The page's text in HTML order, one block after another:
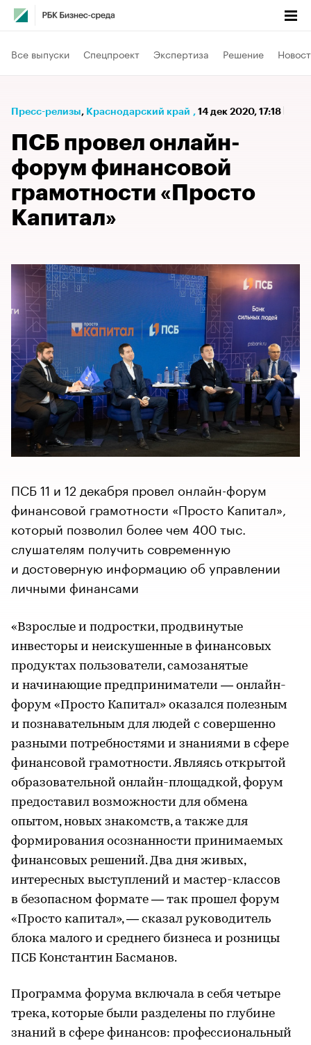
Все выпуски Спецпроект Экспертиза Решение
Пресс-релизы⁠, Краснодарский край , 14 дек 2020, 17:18
ПСБ провел онлайн-
форум финансовой
грамотности «Просто
Капитал»
ПСБ 11 и 12 декабря провел онлайн-форум
финансовой грамотности «Просто Капитал»,
который позволил более чем 400 тыс.
слушателям получить современную
и достоверную информацию об управлении
личными финансами
«Взрослые и подростки, продвинутые
инвесторы и неискушенные в финансовых
продуктах пользователи, самозанятые
и начинающие предприниматели — онлайн-
форум «Просто Капитал» оказался полезным
и познавательным для людей с совершенно
разными потребностями и знаниями в сфере
финансовой грамотности. Являясь открытой
образовательной онлайн-площадкой, форум
предоставил возможности для обмена
опытом, новых знакомств, а также для
формирования осознанности принимаемых
финансовых решений. Два дня живых,
интересных выступлений и мастер-классов
в безопасном формате — так прошел форум
«Просто капитал», — сказал руководитель
блока малого и среднего бизнеса и розницы
ПСБ Константин Басманов.
Программа форума включала в себя четыре
трека, которые были разделены по глубине
знаний в сфере финансов: профессиональный